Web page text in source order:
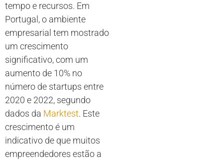
tempo e recursos. Em
Portugal, o ambiente
empresarial tem mostrado
um crescimento
significativo, com um
aumento de 10% no
número de startups entre
2020 e 2022, segundo
dados da Marktest. Este
crescimento é um
indicativo de que muitos
empreendedores estão a